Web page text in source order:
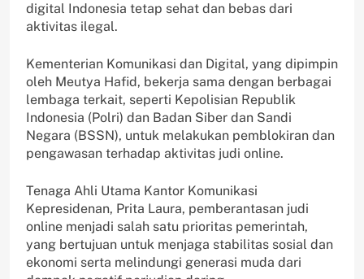
digital Indonesia tetap sehat dan bebas dari
aktivitas ilegal.
Kementerian Komunikasi dan Digital, yang dipimpin
oleh Meutya Hafid, bekerja sama dengan berbagai
lembaga terkait, seperti Kepolisian Republik
Indonesia (Polri) dan Badan Siber dan Sandi
Negara (BSSN), untuk melakukan pemblokiran dan
pengawasan terhadap aktivitas judi online.
Tenaga Ahli Utama Kantor Komunikasi
Kepresidenan, Prita Laura, pemberantasan judi
online menjadi salah satu prioritas pemerintah,
yang bertujuan untuk menjaga stabilitas sosial dan
ekonomi serta melindungi generasi muda dari